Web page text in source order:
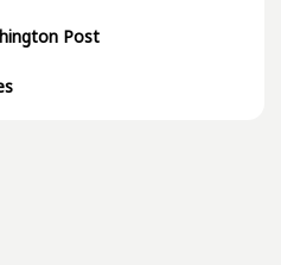
Post